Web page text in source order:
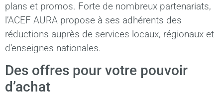
plans et promos. Forte de nombreux partenariats,
l’ACEF AURA propose à ses adhérents des
réductions auprès de services locaux, régionaux et
d’enseignes nationales.
Des offres pour votre pouvoir
d’achat